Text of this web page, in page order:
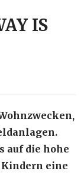
IS
auf die hohe
eine